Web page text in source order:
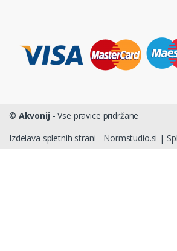
© Akvonij- Vse pravice pridržane
Izdelava spletnih strani - Normstudio.si |